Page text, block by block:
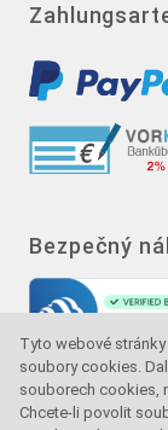
Tyto webové
soubory cookies.
souborech cookies,
Chcete-li povolit
Bezpečný